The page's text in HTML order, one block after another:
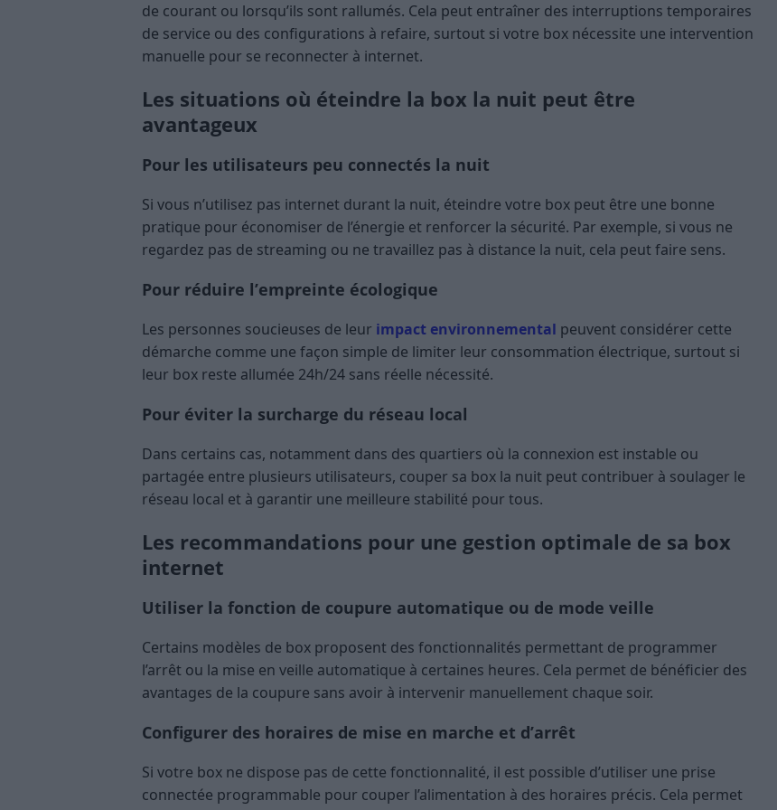
de courant ou lorsqu’ils sont rallumés. Cela peut entraîner des interruptions temporaires
de service ou des configurations à refaire, surtout si votre box nécessite une intervention
manuelle pour se reconnecter à internet.
Les situations où éteindre la box la nuit peut être
avantageux
Pour les utilisateurs peu connectés la nuit
Si vous n’utilisez pas internet durant la nuit, éteindre votre box peut être une bonne
pratique pour économiser de l’énergie et renforcer la sécurité. Par exemple, si vous ne
regardez pas de streaming ou ne travaillez pas à distance la nuit, cela peut faire sens.
Pour réduire l’empreinte écologique
Les personnes soucieuses de leur impact environnemental peuvent considérer cette
démarche comme une façon simple de limiter leur consommation électrique, surtout si
leur box reste allumée 24h/24 sans réelle nécessité.
Pour éviter la surcharge du réseau local
Dans certains cas, notamment dans des quartiers où la connexion est instable ou
partagée entre plusieurs utilisateurs, couper sa box la nuit peut contribuer à soulager le
réseau local et à garantir une meilleure stabilité pour tous.
Les recommandations pour une gestion optimale de sa box
internet
Utiliser la fonction de coupure automatique ou de mode veille
Certains modèles de box proposent des fonctionnalités permettant de programmer
l’arrêt ou la mise en veille automatique à certaines heures. Cela permet de bénéficier des
avantages de la coupure sans avoir à intervenir manuellement chaque soir.
Configurer des horaires de mise en marche et d’arrêt
Si votre box ne dispose pas de cette fonctionnalité, il est possible d’utiliser une prise
connectée programmable pour couper l’alimentation à des horaires précis. Cela permet